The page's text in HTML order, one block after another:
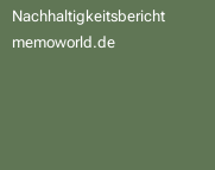
Nachhaltigkeitsbericht
memoworld.de